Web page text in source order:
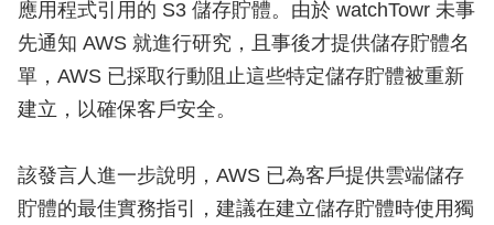
應用程式引用的 S3 儲存貯體。由於 watchTowr 未事
先通知 AWS 就進行研究，且事後才提供儲存貯體名
單，AWS 已採取行動阻止這些特定儲存貯體被重新
建立，以確保客戶安全。
該發言人進一步說明，AWS 已為客戶提供雲端儲存
貯體的最佳實務指引，建議在建立儲存貯體時使用獨